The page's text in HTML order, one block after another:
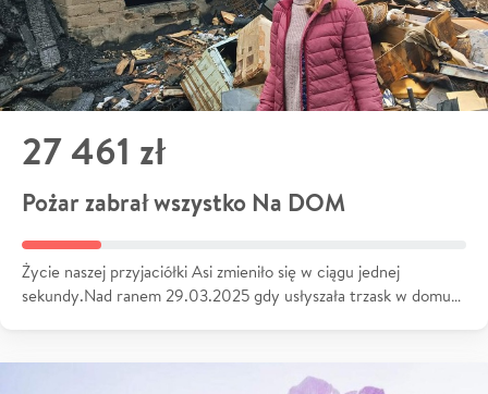
27 461 zł
Pożar zabrał wszystko Na DOM
Życie naszej przyjaciółki Asi zmieniło się w ciągu jednej
sekundy.Nad ranem 29.03.2025 gdy usłyszała trzask w domu…